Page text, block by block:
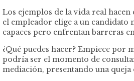
Los ejemplos de la vida real
el empleador elige a un candidato
capaces pero enfrentan barreras
¿Qué puedes hacer? Empiece
podría ser el momento de
mediación, presentando una